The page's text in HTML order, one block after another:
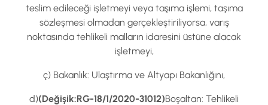
teslim edileceği işletmeyi veya taşıma işlemi, taşıma
sözleşmesi olmadan gerçekleştiriliyorsa, varış
noktasında tehlikeli malların idaresini üstüne alacak
işletmeyi,
ç) Bakanlık: Ulaştırma ve Altyapı Bakanlığını,
d)(Değişik:RG-18/1/2020-31012)Boşaltan: Tehlikeli